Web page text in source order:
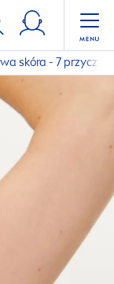
skóra - 7 przyczyn